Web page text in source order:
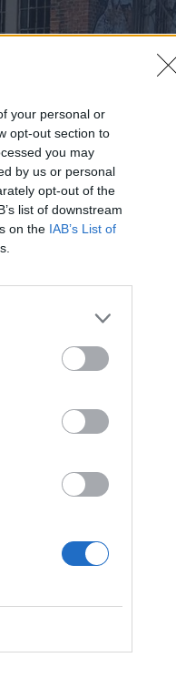
your personal or
opt-out section to
you may
by us or personal
opt-out of the
list of downstream
on the IAB’s List of